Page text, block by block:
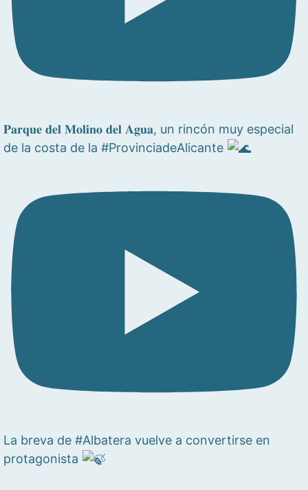
𝐏𝐚𝐫𝐪𝐮𝐞 𝐝𝐞𝐥 𝐌𝐨𝐥𝐢𝐧𝐨 𝐝𝐞𝐥 𝐀𝐠𝐮𝐚, un rincón muy especial
de la costa de la #ProvinciadeAlicante
La breva de #Albatera vuelve a convertirse en
protagonista